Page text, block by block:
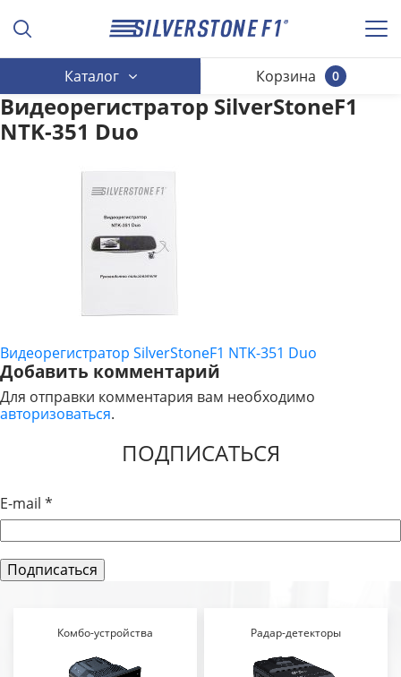
Каталог 0
Корзина
Видеорегистратор SilverStoneF1
NTK-351 Duo
НАВИГАЦИЯ
ПО
ЗАПИСЯМ
Видеорегистратор SilverStoneF1 NTK-351 Duo
Добавить комментарий
Для отправки комментария вам необходимо
авторизоваться.
ПОДПИСАТЬСЯ
E-mail *
Комбо-устройства Радар-детекторы